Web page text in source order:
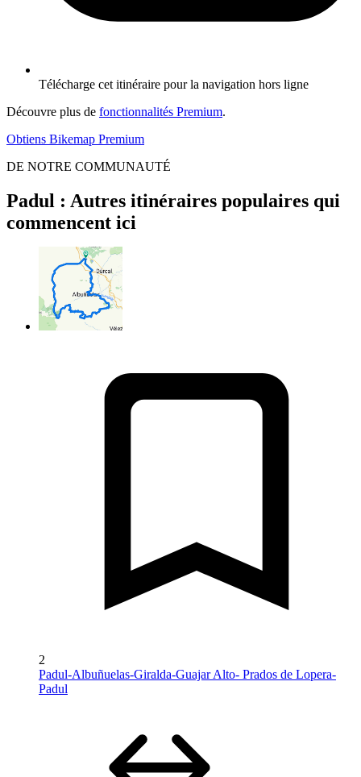
Télécharge cet itinéraire pour la navigation hors ligne
Découvre plus de fonctionnalités Premium.
Obtiens Bikemap Premium
DE NOTRE COMMUNAUTÉ
Padul : Autres itinéraires populaires qui
commencent ici
2
Padul-Albuñuelas-Giralda-Guajar Alto- Prados de Lopera-
Padul